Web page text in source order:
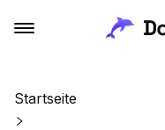
Startseite